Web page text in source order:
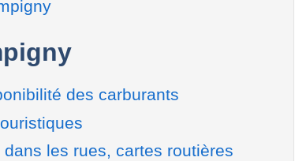
des carburants
les rues, cartes routières